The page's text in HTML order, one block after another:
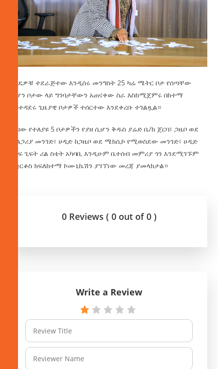
ነጋዴዎቹ ተደራጅተው እንዲሰሩ መንግስት 25 ካሬ ሜትር ቦታ የሰጣቸው
ሲሆን ቦታው ላይ ግንባታቸውን አጠናቀው ስራ እስከሚጀምሩ በከተማ
አስተዳደሩ ጊዜያዊ ቦታዎች ተሰርተው እንደቀረቡ ተገልጿል።
እጣው የተለያዩ 5 ቦታዎችን የያዘ ሲሆን ቅዱስ ያሬድ ቤ/ክ ጀርባ፣ ጋዜቦ ወደ
ቡልጋሪያ መንገድ፣ ሀዲድ ከጋዜቦ ወደ ሜክሲኮ የሚወስደው መንገድ፣ ሀዲድ
ጫፍ ጊፍት ሪል ስቴት አካባቢ እንዲሁም ቤተሰብ መምሪያ ጎን እንደሚገኙም
ከቂርቆስ ክፍለከተማ ኮሙኒኬሽን ያገኘነው መረጃ ያመላክታል።
0 Reviews ( 0 out of 0 )
Write a Review